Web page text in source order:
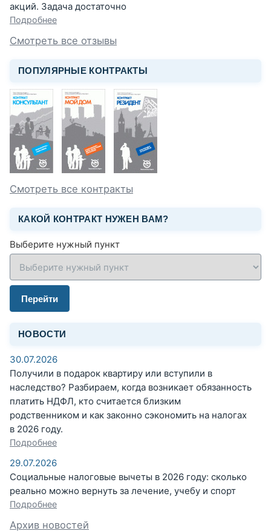
акций. Задача достаточно
Подробнее
Смотреть все отзывы
ПОПУЛЯРНЫЕ КОНТРАКТЫ
Смотреть все контракты
КАКОЙ КОНТРАКТ НУЖЕН ВАМ?
Выберите нужный пункт
Перейти
НОВОСТИ
30.07.2026
Получили в подарок квартиру или вступили в
наследство? Разбираем, когда возникает обязанность
платить НДФЛ, кто считается близким
родственником и как законно сэкономить на налогах
в 2026 году.
Подробнее
29.07.2026
Социальные налоговые вычеты в 2026 году: сколько
реально можно вернуть за лечение, учебу и спорт
Подробнее
Архив новостей